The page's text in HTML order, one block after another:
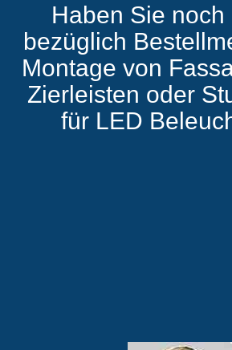
Haben Sie noch
bezüglich
Montage von
Zierleisten oder
für LED